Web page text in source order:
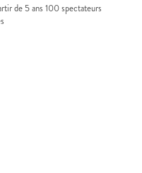
de 5 ans 100 spectateurs